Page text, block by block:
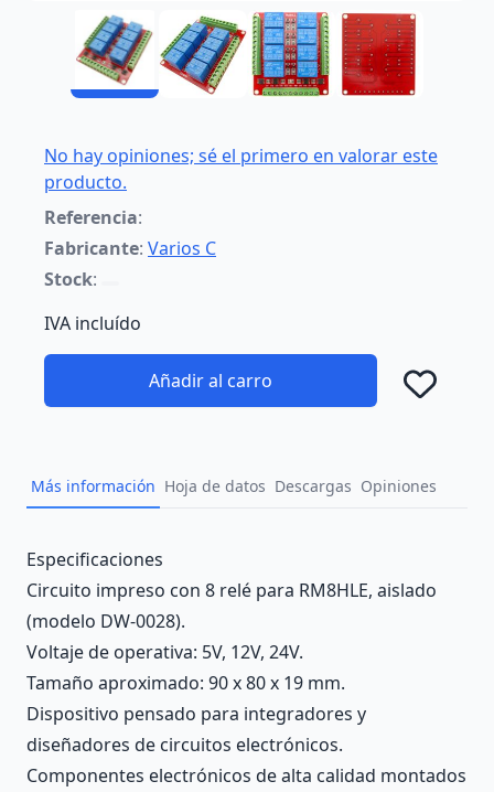
No hay opiniones; sé el primero en valorar este
producto.
Referencia:
Fabricante: Varios C
Stock:
IVA incluído
Añadir al carro
Más información Hoja de datos Descargas Opiniones
Description
Especificaciones
Circuito impreso con 8 relé para RM8HLE, aislado
(modelo DW-0028).
Voltaje de operativa: 5V, 12V, 24V.
Tamaño aproximado: 90 x 80 x 19 mm.
Dispositivo pensado para integradores y
diseñadores de circuitos electrónicos.
Componentes electrónicos de alta calidad montados